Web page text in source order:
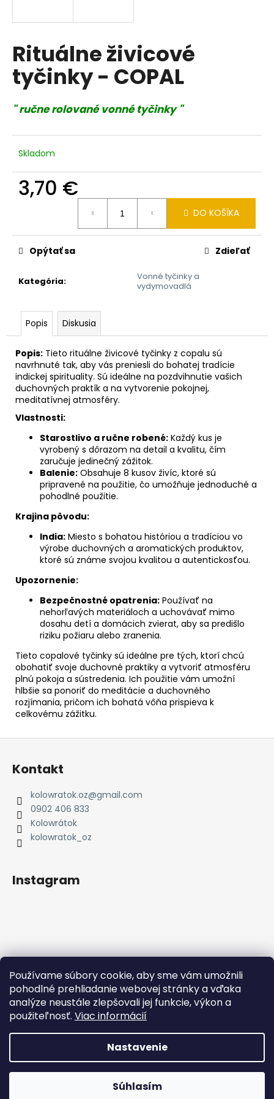
Používame súbory cookie, aby sme vám umožnili
pohodlné prehliadanie webovej stránky a vďaka
analýze neustále zlepšovali jej funkcie, výkon a
použiteľnosť. Viac informácií
Nastavenie
Súhlasím
Rituálne živicové
tyčinky - COPAL
" ručne rolované vonné tyčinky "
Skladom
3,70 €
DO KOŠÍKA
Kategória:
Vonné tyčinky a
vydymovadlá
Opýtať sa Zdieľať
Popis Diskusia
Popis: Tieto rituálne živicové tyčinky z copalu sú
navrhnuté tak, aby vás preniesli do bohatej tradície
indickej spirituality. Sú ideálne na pozdvihnutie vašich
duchovných praktík a na vytvorenie pokojnej,
meditatívnej atmosféry.
Vlastnosti:
Starostlivo a ručne robené: Každý kus je
vyrobený s dôrazom na detail a kvalitu, čím
zaručuje jedinečný zážitok.
Balenie: Obsahuje 8 kusov živíc, ktoré sú
pripravené na použitie, čo umožňuje jednoduché a
pohodlné použitie.
Krajina pôvodu:
India: Miesto s bohatou históriou a tradíciou vo
výrobe duchovných a aromatických produktov,
ktoré sú známe svojou kvalitou a autentickosťou.
Upozornenie:
Bezpečnostné opatrenia: Používať na
nehorľavých materiáloch a uchovávať mimo
dosahu detí a domácich zvierat, aby sa predišlo
riziku požiaru alebo zranenia.
Tieto copalové tyčinky sú ideálne pre tých, ktorí chcú
obohatiť svoje duchovné praktiky a vytvoriť atmosféru
plnú pokoja a sústredenia. Ich použitie vám umožní
hlbšie sa ponoriť do meditácie a duchovného
rozjímania, pričom ich bohatá vôňa prispieva k
celkovému zážitku.
s
ť
?
O
o
č
WORSHOP
PRE
DETI
75
€
Z
Kontakt
kolowratok.oz@gmail.com
0902 406 833
Kolowrátok
kolowratok_oz
Instagram
Sledovať na Instagrame
Facebook
Kolowrátok. Všetky práva vyhradené.